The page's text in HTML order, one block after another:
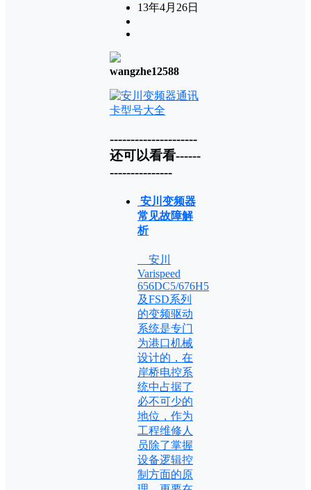
13年4月26日
wangzhe12588
---------------------
还可以看看------
---------------
安川变频器
常见故障解
析
安川
Varispeed
656DC5/676H5
及FSD系列
的变频驱动
系统是专门
为港口机械
设计的，在
岸桥电控系
统中占据了
必不可少的
地位，作为
工程维修人
员除了掌握
设备逻辑控
制方面的原